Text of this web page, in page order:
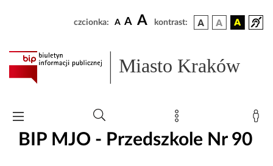
czcionka: A A A kontrast:
Miasto Kraków
BIP MJO - Przedszkole Nr 90